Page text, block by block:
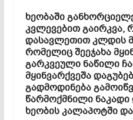
ხეობაში
კვლევებით გაირკვა,
დასავლეთით კლდის
რომელიც შეეჯახა
გარკვეული ნაწილი
მყინვარქვეშა
გადმოდინება
წარმოქმნილი
ხეობის კალაპოტში